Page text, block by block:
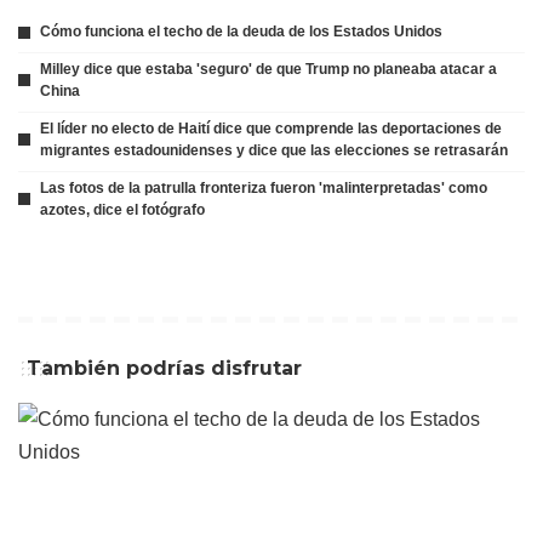
Cómo funciona el techo de la deuda de los Estados Unidos
Milley dice que estaba 'seguro' de que Trump no planeaba atacar a
China
El líder no electo de Haití dice que comprende las deportaciones de
migrantes estadounidenses y dice que las elecciones se retrasarán
Las fotos de la patrulla fronteriza fueron 'malinterpretadas' como
azotes, dice el fotógrafo
También podrías disfrutar